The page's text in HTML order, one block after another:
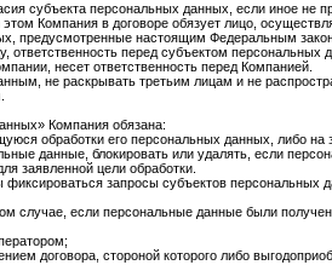
субъекта персональных данных, если иное не
Компания в договоре обязует лицо,
предусмотренные настоящим Федеральным
перед субъектом персональных
несет ответственность перед Компанией.
не раскрывать третьим лицам и не
Компания обязана:
обработки его персональных данных, либо на
данные, блокировать или удалять, если
заявленной цели обработки.
запросы субъектов персональных
случае, если персональные данные были
договора, стороной которого либо